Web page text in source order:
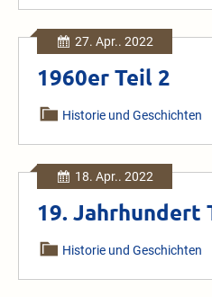
27. Apr.. 2022
1960er Teil 2
Historie und Geschichten
18. Apr.. 2022
19. Jahrhundert
Historie und Geschichten